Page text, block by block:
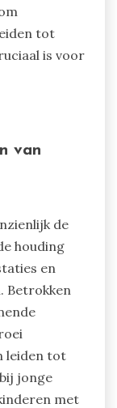
tot
is voor
van
de
houding
en
Betrokken
leiden tot
jonge
met